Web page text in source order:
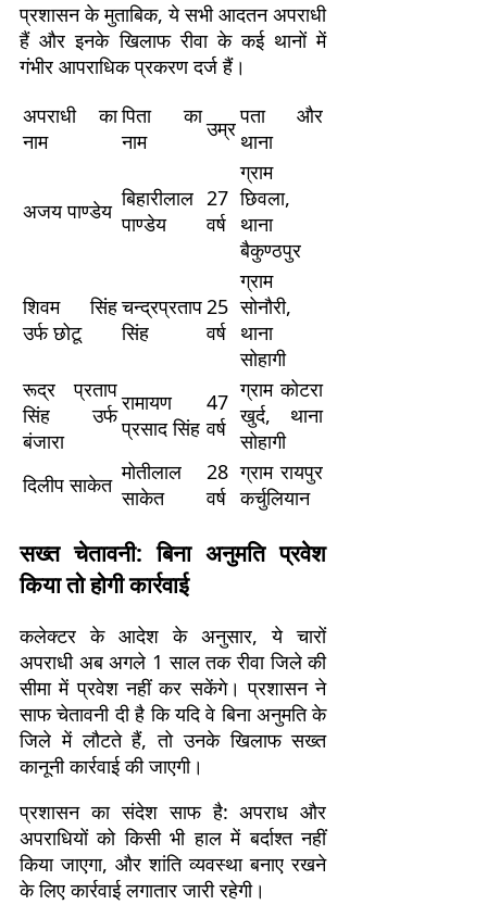
प्रशासन के मुताबिक, ये सभी आदतन अपराधी
हैं और इनके खिलाफ रीवा के कई थानों में
गंभीर आपराधिक प्रकरण दर्ज हैं।
अपराधी का
नाम
पिता का
नाम
उम्रपता और
थाना
अजय पाण्डेय बिहारीलाल
पाण्डेय
27
वर्ष
ग्राम
छिवला,
थाना
बैकुण्ठपुर
शिवम सिंह
उर्फ छोटू
चन्द्रप्रताप
सिंह
25
वर्ष
ग्राम
सोनौरी,
थाना
सोहागी
रूद्र प्रताप
सिंह उर्फ
बंजारा
रामायण
प्रसाद सिंह
47
वर्ष
ग्राम कोटरा
खुर्द, थाना
सोहागी
दिलीप साकेत मोतीलाल
साकेत
28
वर्ष
ग्राम रायपुर
कर्चुलियान
सख्त चेतावनी: बिना अनुमति प्रवेश
किया तो होगी कार्रवाई
कलेक्टर के आदेश के अनुसार, ये चारों
अपराधी अब अगले 1 साल तक रीवा जिले की
सीमा में प्रवेश नहीं कर सकेंगे। प्रशासन ने
साफ चेतावनी दी है कि यदि वे बिना अनुमति के
जिले में लौटते हैं, तो उनके खिलाफ सख्त
कानूनी कार्रवाई की जाएगी।
प्रशासन का संदेश साफ है: अपराध और
अपराधियों को किसी भी हाल में बर्दाश्त नहीं
किया जाएगा, और शांति व्यवस्था बनाए रखने
के लिए कार्रवाई लगातार जारी रहेगी।